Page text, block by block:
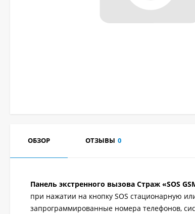
ОБЗОР ОТЗЫВЫ 0
Панель экстренного вызова Страж «SOS
при нажатии на кнопку SOS стационарную
запрограммированные номера телефонов,